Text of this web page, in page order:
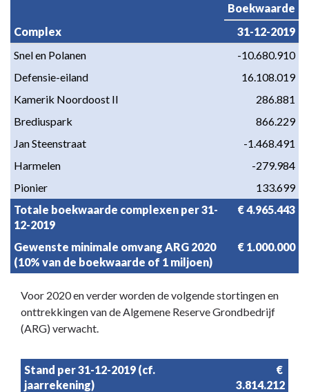
Complex
Boekwaarde
31-12-2019
Snel en Polanen
-10.680.910
Defensie-eiland
16.108.019
Kamerik Noordoost II
286.881
Brediuspark
866.229
Jan Steenstraat
-1.468.491
Harmelen
-279.984
Pionier
133.699
Totale boekwaarde complexen per 31-
12-2019
€ 4.965.443
Gewenste minimale omvang ARG 2020
(10% van de boekwaarde of 1 miljoen)
€ 1.000.000
Voor 2020 en verder worden de volgende stortingen en
onttrekkingen van de Algemene Reserve Grondbedrijf
(ARG) verwacht.
Stand per 31-12-2019 (cf.
jaarrekening)
€
3.814.212